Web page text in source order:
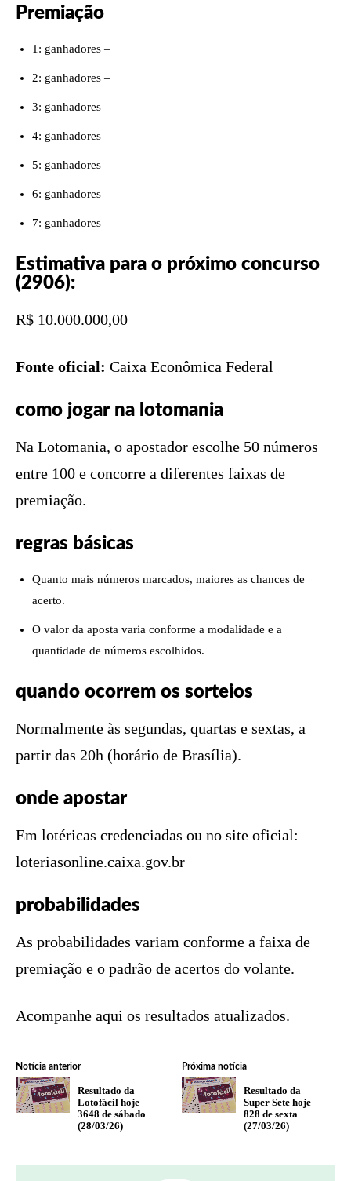
Premiação
1: ganhadores –
2: ganhadores –
3: ganhadores –
4: ganhadores –
5: ganhadores –
6: ganhadores –
7: ganhadores –
Estimativa para o próximo concurso
(2906):
R$ 10.000.000,00
Fonte oficial: Caixa Econômica Federal
como jogar na lotomania
Na Lotomania, o apostador escolhe 50 números
entre 100 e concorre a diferentes faixas de
premiação.
regras básicas
Quanto mais números marcados, maiores as chances de
acerto.
O valor da aposta varia conforme a modalidade e a
quantidade de números escolhidos.
quando ocorrem os sorteios
Normalmente às segundas, quartas e sextas, a
partir das 20h (horário de Brasília).
onde apostar
Em lotéricas credenciadas ou no site oficial:
loteriasonline.caixa.gov.br
probabilidades
As probabilidades variam conforme a faixa de
premiação e o padrão de acertos do volante.
Acompanhe aqui os resultados atualizados.
Notícia anterior
Resultado da
Lotofácil hoje
3648 de sábado
(28/03/26)
Próxima notícia
Resultado da
Super Sete hoje
828 de sexta
(27/03/26)